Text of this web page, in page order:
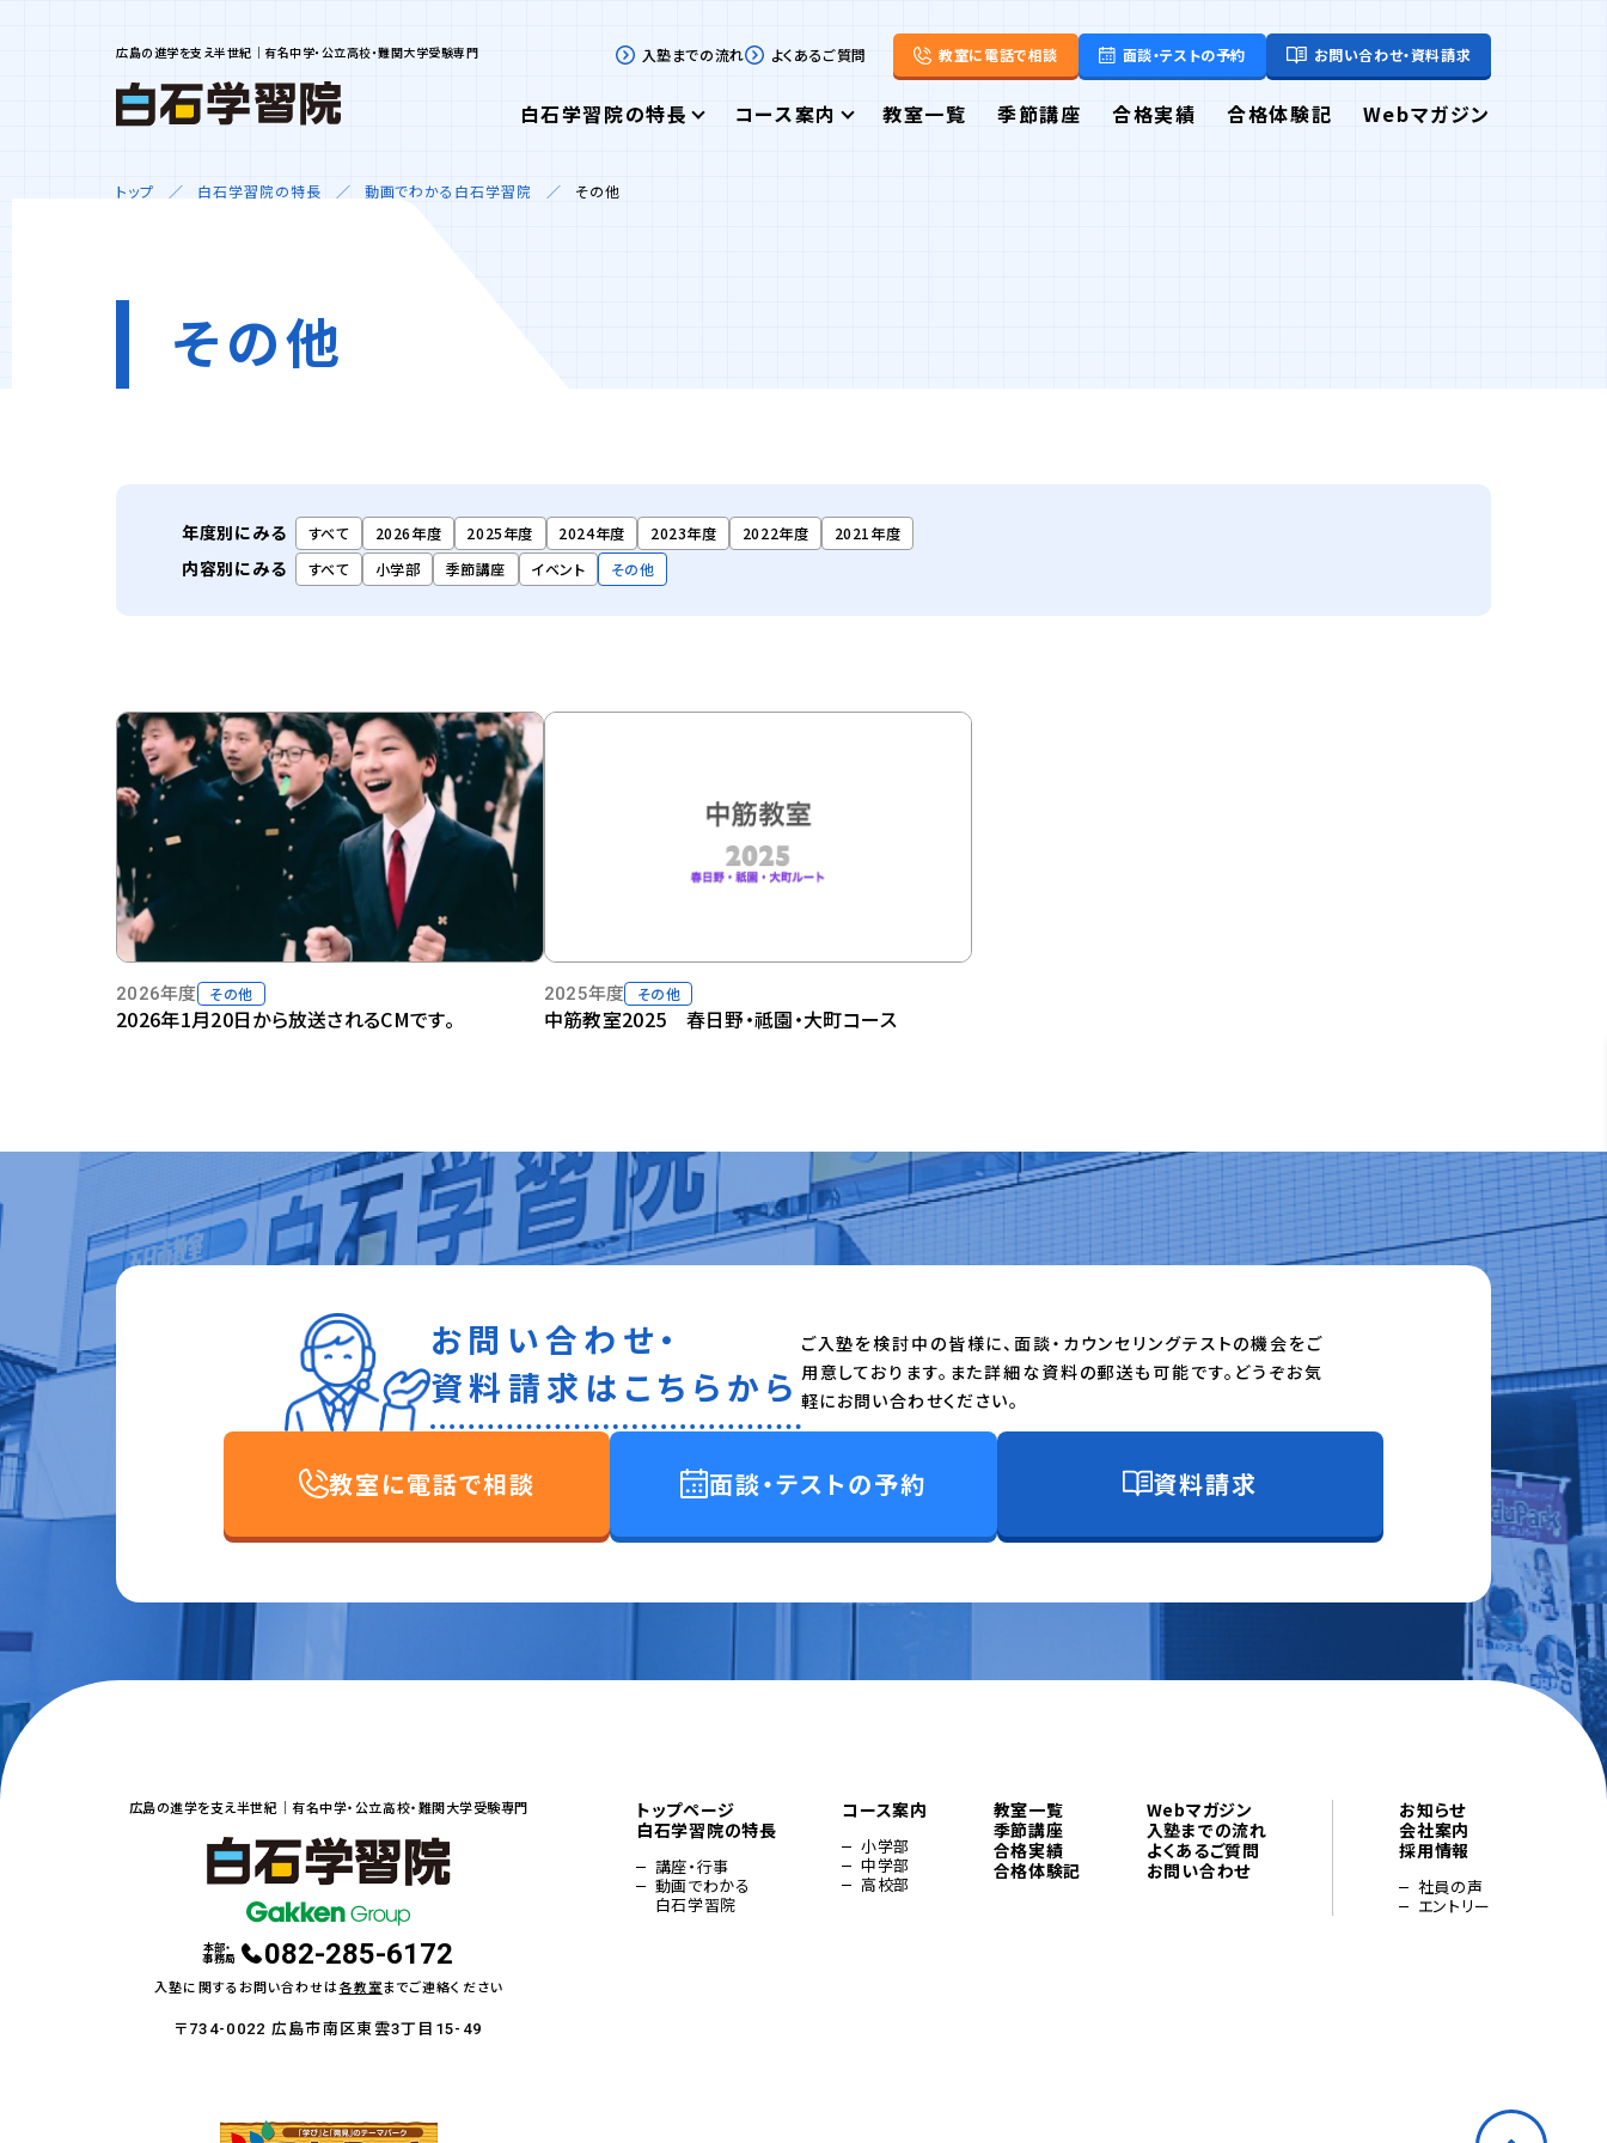
広島の進学を支え半世紀｜有名中学・公立高校・難関大学受験専門 入塾までの流れ よくあるご質問 教室に電話で相談 面談・テストの予約 お問い合わせ・資料請求
白石学習院の特長 コース案内 教室一覧 季節講座 合格実績 合格体験記 Webマガジン
その他
トップ 白石学習院の特長 動画でわかる白石学習院 その他
年度別にみる すべて 2026年度 2025年度 2024年度 2023年度 2022年度 2021年度
内容別にみる すべて 小学部 季節講座 イベント その他
2026年度 その他
2026年1月20日から放送されるCMです。
2025年度 その他
中筋教室2025 春日野・祗園・大町コース
お問い合わせ・
資料請求はこちらから
ご入塾を検討中の皆様に、面談・カウンセリングテストの機会をご
用意しております。また詳細な資料の郵送も可能です。どうぞお気
軽にお問い合わせください。
教室に電話で相談 面談・テストの予約 資料請求
広島の進学を支え半世紀｜有名中学・公立高校・難関大学受験専門
本部・
事務局
082-285-6172
入塾に関するお問い合わせは各教室までご連絡ください
〒734-0022 広島市南区東雲3丁目15-49
トップページ
白石学習院の特長
講座・行事
動画でわかる
白石学習院
コース案内
小学部
中学部
高校部
教室一覧
季節講座
合格実績
合格体験記
Webマガジン
入塾までの流れ
よくあるご質問
お問い合わせ
お知らせ
会社案内
採用情報
社員の声
エントリー